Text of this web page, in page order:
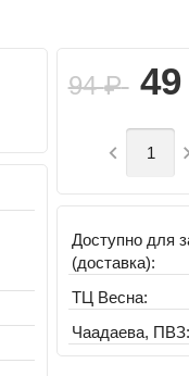
94₽ 49

Доступно для
(доставка):
ТЦ Весна:
Чаадаева, ПВЗ: